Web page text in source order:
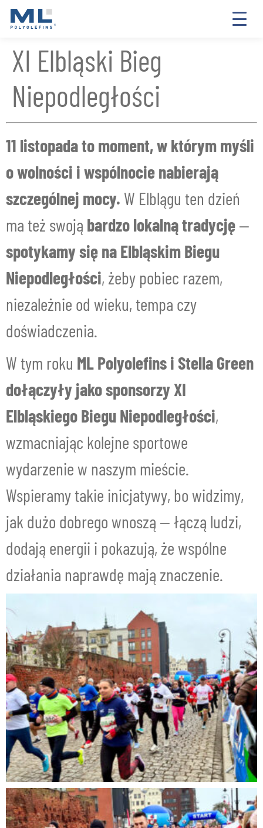
XI Elbląski Bieg
Niepodległości
11 listopada to moment, w którym myśli
o wolności i wspólnocie nabierają
szczególnej mocy. W Elblągu ten dzień
ma też swoją bardzo lokalną tradycję—
spotykamy się na Elbląskim Biegu
Niepodległości, żeby pobiec razem,
niezależnie od wieku, tempa czy
doświadczenia.
W tym roku ML Polyolefins i Stella Green
dołączyły jako sponsorzy XI
Elbląskiego Biegu Niepodległości,
wzmacniając kolejne sportowe
wydarzenie w naszym mieście.
Wspieramy takie inicjatywy, bo widzimy,
jak dużo dobrego wnoszą — łączą ludzi,
dodają energii i pokazują, że wspólne
działania naprawdę mają znaczenie.